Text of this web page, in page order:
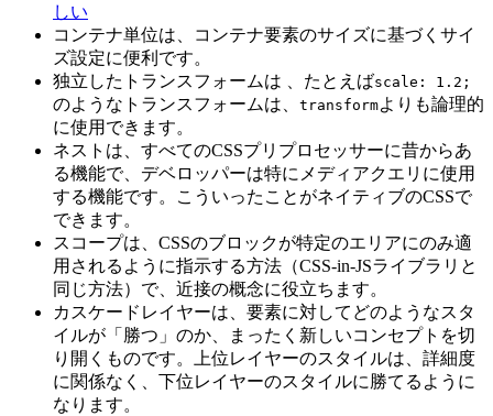
しい
コンテナ単位は、コンテナ要素のサイズに基づくサイ
ズ設定に便利です。
独立したトランスフォームは 、たとえばscale: 1.2;
のようなトランスフォームは、 transformよりも論理的
に使用できます。
ネスト は、すべてのCSSプリプロセッサーに昔からあ
る機能で、デベロッパーは特にメディアクエリに使用
する機能です。こういったことがネイティブのCSSで
できます。
スコープは、CSSのブロックが特定のエリアにのみ適
用されるように指示する方法（CSS-in-JSライブラリと
同じ方法）で、近接の概念に役立ちます。
カスケードレイヤーは、要素に対してどのようなスタ
イルが「勝つ」のか、まったく新しいコンセプトを切
り開くものです。上位レイヤーのスタイルは、詳細度
に関係なく、下位レイヤーのスタイルに勝てるように
なります。